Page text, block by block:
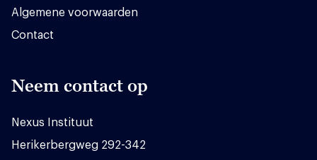
Algemene voorwaarden
Contact
Neem contact op
Nexus Instituut
Herikerbergweg 292-342